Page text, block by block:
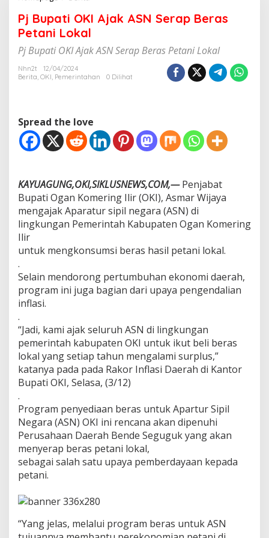
u
p
a
j
a
k
N
S
e
r
a
e
a
s
a
n
i
o
k
l
Pj Bupati OKI Ajak ASN Serap Beras
Petani Lokal
Pj Bupati OKI Ajak ASN Serap Beras Petani Lokal
Nhn2t
12/04/2024
Berita, OKI, Pemerintahan 0 Dilihat
Spread the love
KAYUAGUNG,OKI,SIKLUSNEWS,COM,—Penjabat
Bupati Ogan Komering Ilir (OKI), Asmar Wijaya
mengajak Aparatur sipil negara (ASN) di
lingkungan Pemerintah Kabupaten Ogan Komering
Ilir
untuk mengkonsumsi beras hasil petani lokal.
.
Selain mendorong pertumbuhan ekonomi daerah,
program ini juga bagian dari upaya pengendalian
inflasi.
.
“Jadi, kami ajak seluruh ASN di lingkungan
pemerintah kabupaten OKI untuk ikut beli beras
lokal yang setiap tahun mengalami surplus,”
katanya pada pada Rakor Inflasi Daerah di Kantor
Bupati OKI, Selasa, (3/12)
.
Program penyediaan beras untuk Apartur Sipil
Negara (ASN) OKI ini rencana akan dipenuhi
Perusahaan Daerah Bende Seguguk yang akan
menyerap beras petani lokal,
sebagai salah satu upaya pemberdayaan kepada
petani.
“Yang jelas, melalui program beras untuk ASN